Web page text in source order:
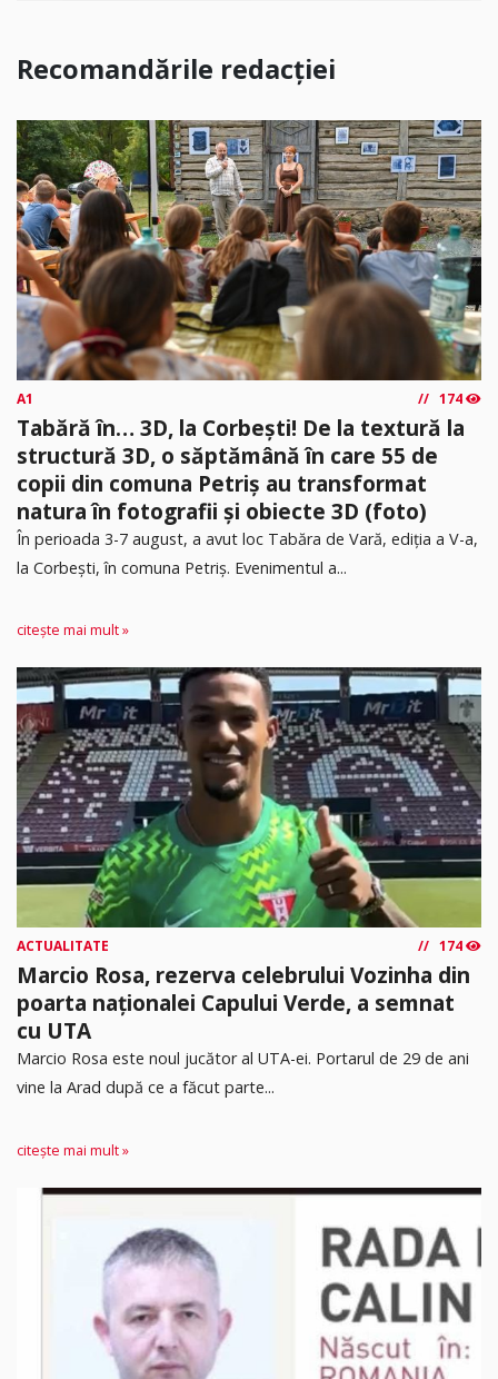
Recomandările redacției
A1 174
Tabără în… 3D, la Corbești! De la textură la
structură 3D, o săptămână în care 55 de
copii din comuna Petriș au transformat
natura în fotografii și obiecte 3D (foto)
În perioada 3-7 august, a avut loc Tabăra de Vară, ediția a V-a,
la Corbești, în comuna Petriș. Evenimentul a...
citește mai mult »
ACTUALITATE 174
Marcio Rosa, rezerva celebrului Vozinha din
poarta naționalei Capului Verde, a semnat
cu UTA
Marcio Rosa este noul jucător al UTA-ei. Portarul de 29 de ani
vine la Arad după ce a făcut parte...
citește mai mult »